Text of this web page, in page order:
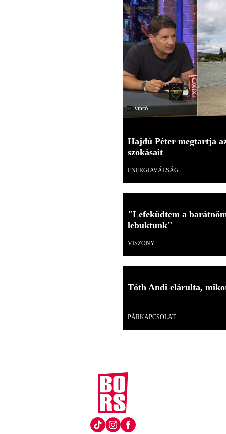
Videó
Hajdú Péter megtartja
szokásait
ENERGIAVÁLSÁG
"Lefeküdtem a
lebuktunk"
VISZONY
Tóth Andi elárulta,
PÁRKAPCSOLAT